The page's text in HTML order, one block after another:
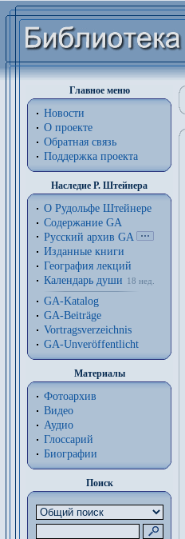
Главное меню
Новости
О проекте
Обратная связь
Поддержка проекта
Наследие Р. Штейнера
О Рудольфе Штейнере
Содержание GA
Русский архив GA
Изданные книги
География лекций
Календарь души
18 нед.
GA-Katalog
GA-Beiträge
Vortragsverzeichnis
GA-Unveröffentlicht
Материалы
Фотоархив
Видео
Аудио
Глоссарий
Биографии
Поиск